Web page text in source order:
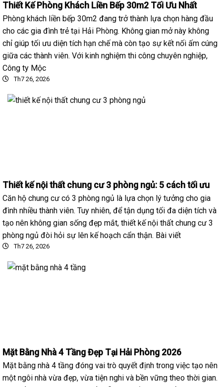
Thiết Kế Phòng Khách Liền Bếp 30m2 Tối Ưu Nhất
Phòng khách liền bếp 30m2 đang trở thành lựa chọn hàng đầu
cho các gia đình trẻ tại Hải Phòng. Không gian mở này không
chỉ giúp tối ưu diện tích hạn chế mà còn tạo sự kết nối ấm cúng
giữa các thành viên. Với kinh nghiệm thi công chuyên nghiệp,
Công ty Mộc
Th7 26, 2026
Thiết kế nội thất chung cư 3 phòng ngủ: 5 cách tối ưu
Căn hộ chung cư có 3 phòng ngủ là lựa chọn lý tưởng cho gia
đình nhiều thành viên. Tuy nhiên, để tận dụng tối đa diện tích và
tạo nên không gian sống đẹp mắt, thiết kế nội thất chung cư 3
phòng ngủ đòi hỏi sự lên kế hoạch cẩn thận. Bài viết
Th7 26, 2026
Mặt Bằng Nhà 4 Tầng Đẹp Tại Hải Phòng 2026
Mặt bằng nhà 4 tầng đóng vai trò quyết định trong việc tạo nên
một ngôi nhà vừa đẹp, vừa tiện nghi và bền vững theo thời gian.